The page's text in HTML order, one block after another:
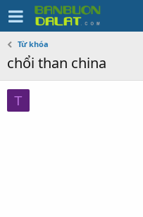
Từ khóa
chổi than china
T